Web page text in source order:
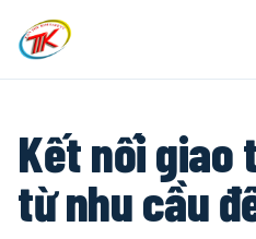
Kết nối giao
từ nhu cầu